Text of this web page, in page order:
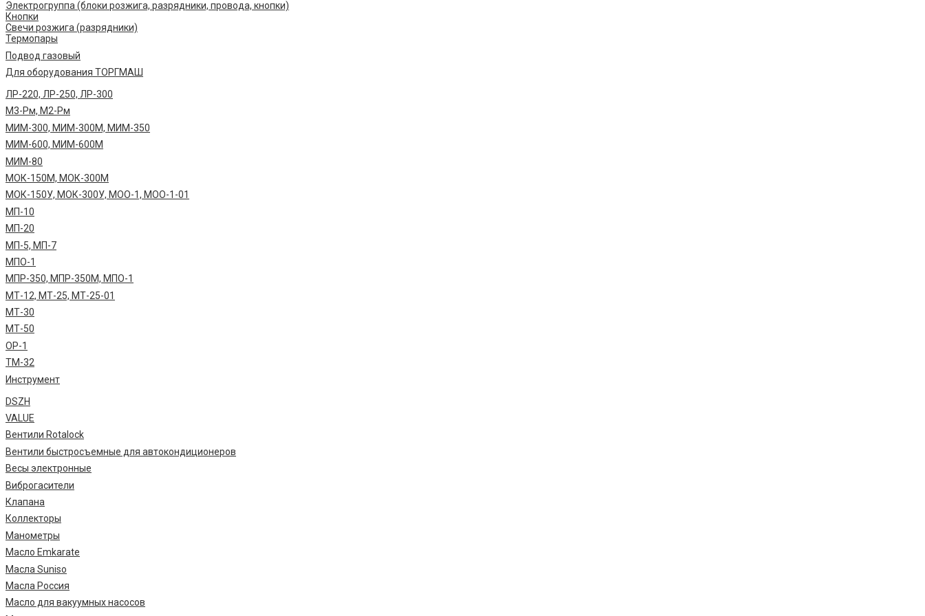
Электрогруппа (блоки розжига, разрядники, провода, кнопки)
Кнопки
Свечи розжига (разрядники)
Термопары
Подвод газовый
Для оборудования ТОРГМАШ
ЛР-220, ЛР-250, ЛР-300
М3-Рм, М2-Рм
МИМ-300, МИМ-300М, МИМ-350
МИМ-600, МИМ-600М
МИМ-80
МОК-150М, МОК-300М
МОК-150У, МОК-300У, МОО-1, МОО-1-01
МП-10
МП-20
МП-5, МП-7
МПО-1
МПР-350, МПР-350М, МПО-1
МТ-12, МТ-25, МТ-25-01
МТ-30
МТ-50
ОР-1
ТМ-32
Инструмент
DSZH
VALUE
Вентили Rotalock
Вентили быстросъемные для автокондиционеров
Весы электронные
Виброгасители
Клапана
Коллекторы
Манометры
Масло Emkarate
Масла Suniso
Масла Россия
Масло для вакуумных насосов